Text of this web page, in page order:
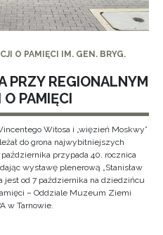
O PAMIĘCI IM. GEN. BRYG.
PRZY REGIONALNYM
PAMIĘCI
Witosa i „więzień Moskwy”
do grona najwybitniejszych
przypada 40. rocznica
wystawę plenerową „Stanisław
jest od 7 października na dziedzińcu
– Oddziale Muzeum Ziemi
w Tarnowie.